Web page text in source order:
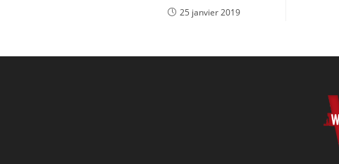
25 janvier 2019